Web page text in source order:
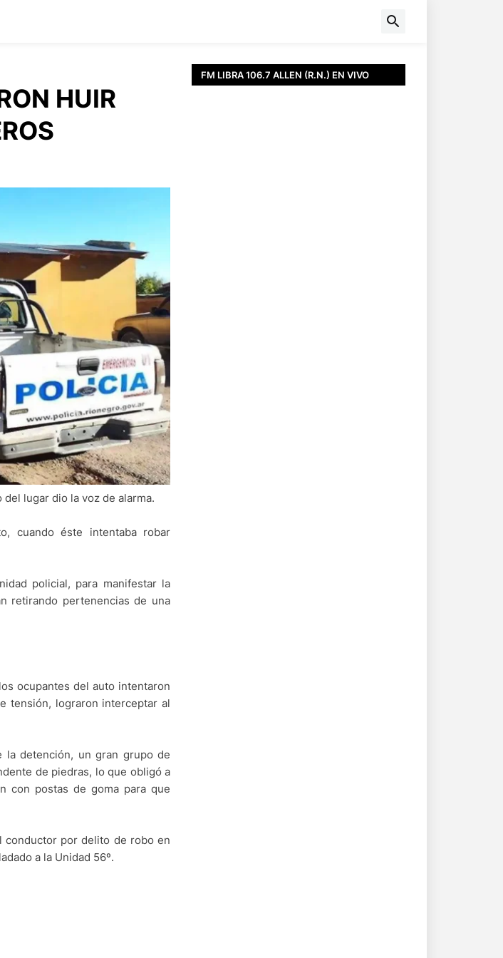
HUIR
lugar dio la voz de alarma.
cuando éste intentaba robar
policial, para manifestar la
retirando pertenencias de una
ocupantes del auto intentaron
tensión, lograron interceptar al
la detención, un gran grupo de
de piedras, lo que obligó a
con postas de goma para que
conductor por delito de robo en
a la Unidad 56º.
FM LIBRA 106.7 ALLEN (R.N.) EN VIVO